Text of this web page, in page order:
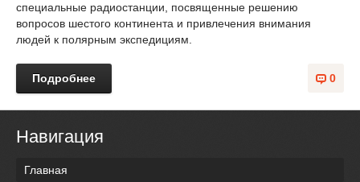
специальные радиостанции, посвященные решению
вопросов шестого континента и привлечения внимания
людей к полярным экспедициям.
0
Подробнее
Навигация
Главная